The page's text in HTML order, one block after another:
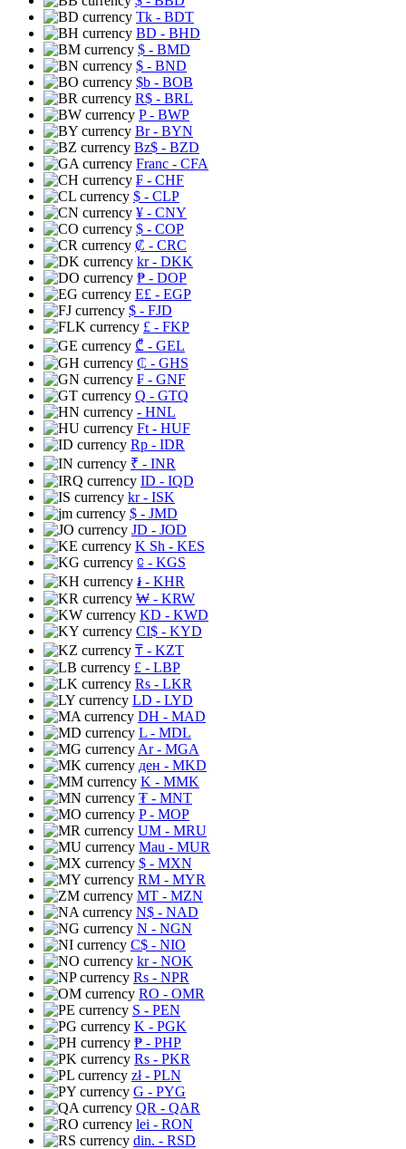
Tk - BDT
BD - BHD
$ - BMD
$ - BND
$b - BOB
R$ - BRL
P- BWP
Br- BYN
Bz$ - BZD
Franc - CFA
₣ - CHF
$ - CLP
¥ - CNY
$ - COP
₡ - CRC
kr- DKK
₱ - DOP
E£ - EGP
$ - FJD
£ - FKP
₾ - GEL
₵ - GHS
₣ - GNF
Q - GTQ
- HNL
Ft - HUF
Rp - IDR
₹ - INR
ID - IQD
kr- ISK
$ - JMD
JD - JOD
K Sh - KES
⃀ - KGS
៛ - KHR
₩ - KRW
KD - KWD
CI$ - KYD
₸ - KZT
£ - LBP
Rs - LKR
LD - LYD
DH - MAD
L - MDL
Ar- MGA
ден - MKD
K - MMK
₮ - MNT
P- MOP
UM - MRU
Mau - MUR
$ - MXN
RM - MYR
MT - MZN
N$ - NAD
N - NGN
C$ - NIO
kr- NOK
Rs - NPR
RO - OMR
S - PEN
K - PGK
₱ - PHP
Rs - PKR
zł- PLN
G - PYG
QR - QAR
lei - RON
din. - RSD